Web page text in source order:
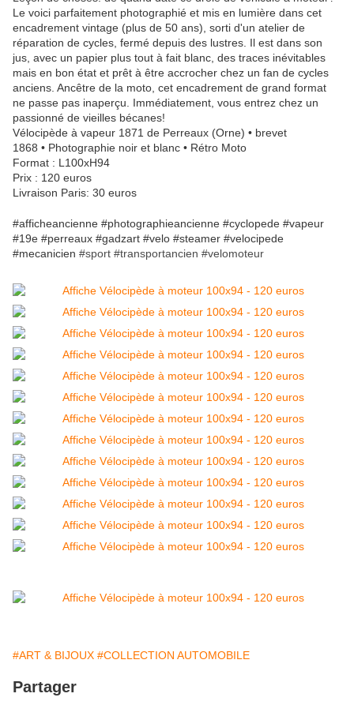
Le voici parfaitement photographié et mis en lumière dans cet
encadrement vintage (plus de 50 ans), sorti d'un atelier de
réparation de cycles, fermé depuis des lustres. Il est dans son
jus, avec un papier plus tout à fait blanc, des traces inévitables
mais en bon état et prêt à être accrocher chez un fan de cycles
anciens. Ancêtre de la moto, cet encadrement de grand format
ne passe pas inaperçu. Immédiatement, vous entrez chez un
passionné de vieilles bécanes!
Vélocipède à vapeur 1871 de Perreaux (Orne) • brevet
1868 • Photographie noir et blanc • Rétro Moto
Format : L100xH94
Prix : 120 euros
Livraison Paris: 30 euros
#afficheancienne #photographieancienne #cyclopede #vapeur
#19e #perreaux #gadzart #velo #steamer #velocipede
#mecanicien #sport #transportancien #velomoteur
#ART & BIJOUX #COLLECTION AUTOMOBILE
Partager